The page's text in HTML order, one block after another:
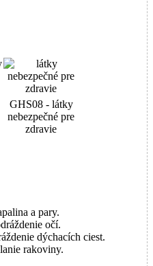
GHS08 - látky
nebezpečné pre
zdravie
a pary.
očí.
dýchacích ciest.
rakoviny.